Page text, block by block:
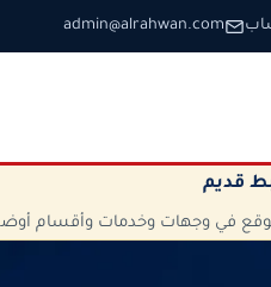
admin@alrahwan.com
قديم
في وجهات وخدمات وأقسام